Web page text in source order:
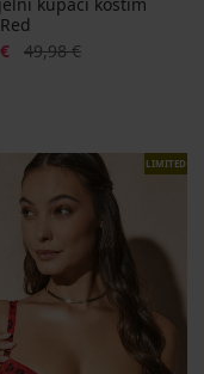
Prvobitna cijena
49,98 €
LIMITED